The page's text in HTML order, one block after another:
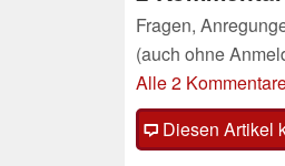
Fragen,
(auch ohne
Alle 2
Diesen Artikel